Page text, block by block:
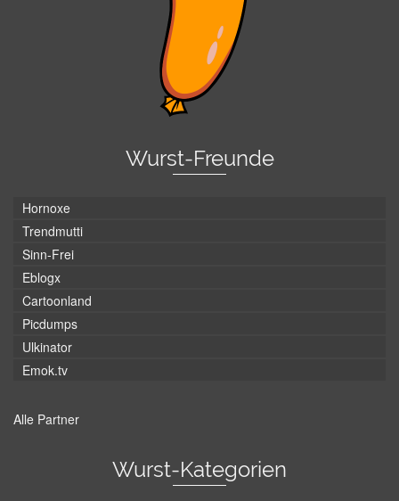
Wurst-Freunde
Hornoxe
Trendmutti
Sinn-Frei
Eblogx
Cartoonland
Picdumps
Ulkinator
Emok.tv
Alle Partner
Wurst-Kategorien